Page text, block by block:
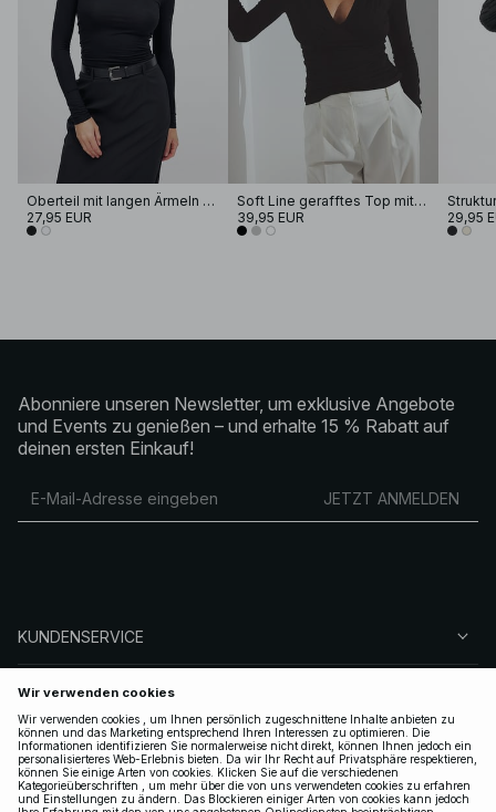
Oberteil mit langen Ärmeln und U-Ausschnitt
27,95 EUR
Soft Line gerafftes Top mit V-Ausschnitt
39,95 EUR
29,95
Abonniere unseren Newsletter, um exklusive Angebote
und Events zu genießen – und erhalte 15 % Rabatt auf
deinen ersten Einkauf!
JETZT ANMELDEN
KUNDENSERVICE
ÜBER NA-KD
FOLGEN SIE UNS
LEGAL